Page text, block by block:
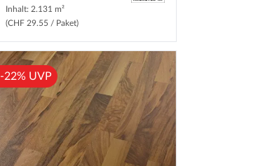
Inhalt: 2.131 m²
(CHF 29.55 / Paket)
-22% UVP